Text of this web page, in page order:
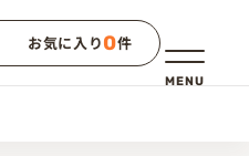
メニュー
MENU
お気に入り0件